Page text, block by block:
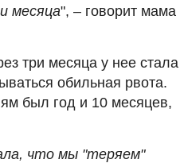
месяца", – говорит мама
три месяца у нее стала
обильная рвота.
был год и 10 месяцев,
что мы "теряем"